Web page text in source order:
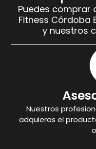
Puedes comprar
Fitness Córdoba
y nuestros
Nuestros
adquieras el